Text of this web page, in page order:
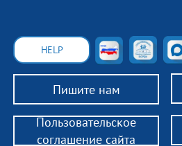
Пишите нам
HELP
Пользовательское
соглашение сайта